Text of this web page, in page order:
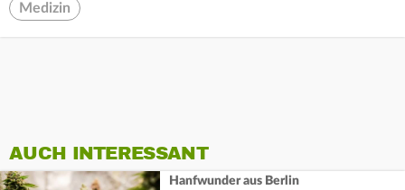
Medizin
AUCH INTERESSANT
Hanfwunder aus Berlin